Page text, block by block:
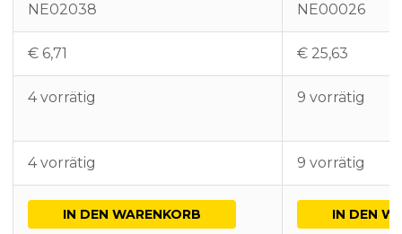
NE02038 NE00026
€ 6,71 € 25,63
4 vorrätig 9 vorrätig
4 vorrätig 9 vorrätig
IN DEN WARENKORB IN DEN